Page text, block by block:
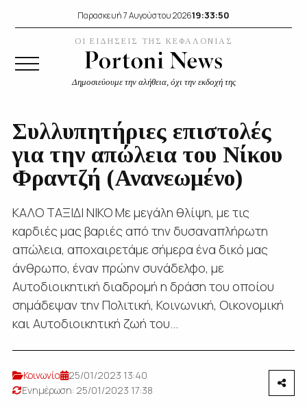
Παρασκευή 7 Αυγούστου 202619:33:51
ΟΙ ΕΙΔΗΣΕΙΣ ΤΗΣ ΚΕΦΑΛΟΝΙΑΣ
Δημοσιεύουμε την αλήθεια, όχι την εκδοχή της
Συλλυπητήριες επιστολές
για την απώλεια του Νίκου
Φραντζή (Ανανεωμένο)
ΚΑΛΟ ΤΑΞΙΔΙ ΝΙΚΟ Με μεγάλη θλίψη, με τις
καρδιές μας βαριές από την δυσαναπλήρωτη
απώλεια, αποχαιρετάμε σήμερα ένα δικό μας
άνθρωπο, έναν πρώην συνάδελφο, με
Αυτοδιοικητική διαδρομή η δράση του οποίου
σημάδεψαν την Πολιτική, Κοινωνική, Οικονομική
και Αυτοδιοικητική ζωή του...
Κοινωνία
25/01/2023 13:40
Ενημέρωση: 25/01/2023 17:38